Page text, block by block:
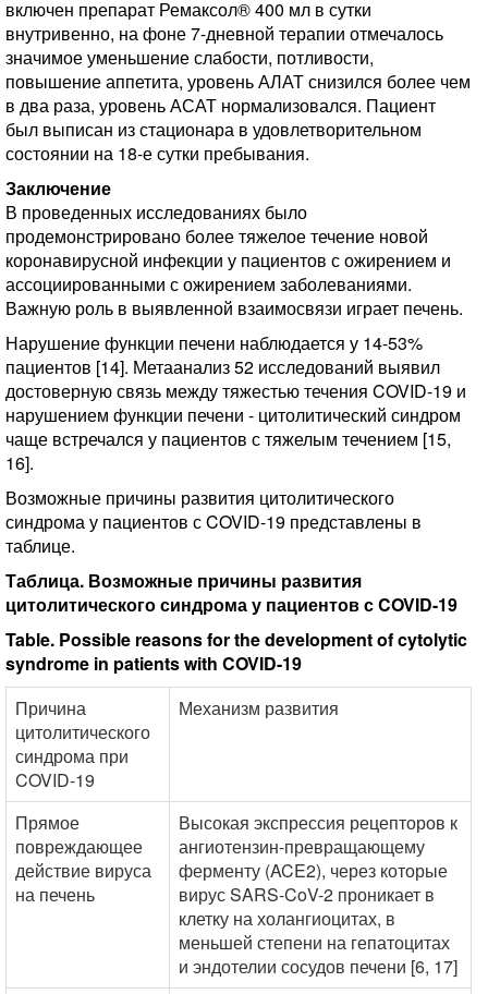
включен препарат Ремаксол® 400 мл в сутки
внутривенно, на фоне 7-дневной терапии отмечалось
значимое уменьшение слабости, потливости,
повышение аппетита, уровень АЛАТ снизился более чем
в два раза, уровень АСАТ нормализовался. Пациент
был выписан из стационара в удовлетворительном
состоянии на 18-е сутки пребывания.
Заключение
В проведенных исследованиях было
продемонстрировано более тяжелое течение новой
коронавирусной инфекции у пациентов с ожирением и
ассоциированными с ожирением заболеваниями.
Важную роль в выявленной взаимосвязи играет печень.
Нарушение функции печени наблюдается у 14-53%
пациентов [14]. Метаанализ 52 исследований выявил
достоверную связь между тяжестью течения COVID-19 и
нарушением функции печени - цитолитический синдром
чаще встречался у пациентов с тяжелым течением [15,
16].
Возможные причины развития цитолитического
синдрома у пациентов с COVID-19 представлены в
таблице.
Таблица. Возможные причины развития
цитолитического синдрома у пациентов с COVID-19
Table. Possible reasons for the development of cytolytic
syndrome in patients with COVID-19
Причина
цитолитического
синдрома при
COVID-19
Механизм развития
Прямое
повреждающее
действие вируса
на печень
Высокая экспрессия рецепторов к
ангиотензин-превращающему
ферменту (ACE2), через которые
вирус SARS-CoV-2 проникает в
клетку на холангиоцитах, в
меньшей степени на гепатоцитах
и эндотелии сосудов печени [6, 17]